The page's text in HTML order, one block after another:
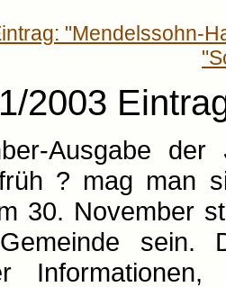
"Mendelssohn-
2003
Ausgabe der
? mag man
30. November